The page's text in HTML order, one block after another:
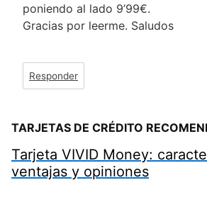
poniendo al lado 9’99€.
Gracias por leerme. Saludos
Responder
TARJETAS DE CRÉDITO
Tarjeta VIVID Money:
ventajas y opiniones